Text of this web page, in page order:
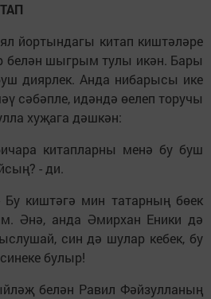
йортындагы китап киштәләре
белән шыгрым тулы икән. Бары
диярлек. Анда нибарысы ике
сәбәпле, идәндә өелеп торучы
хуҗага дәшкән:
китапларны менә бу буш
- ди.
киштәгә мин татарның бөек
Әнә, анда Әмирхан Еники дә
син дә шулар кебек, бу
булыр!
белән Равил Фәйзулланың